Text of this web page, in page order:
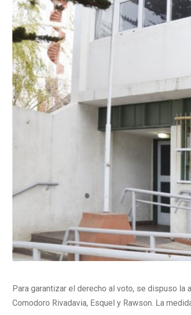
Para garantizar el derecho al voto, se dispuso
Comodoro Rivadavia, Esquel y Rawson. La